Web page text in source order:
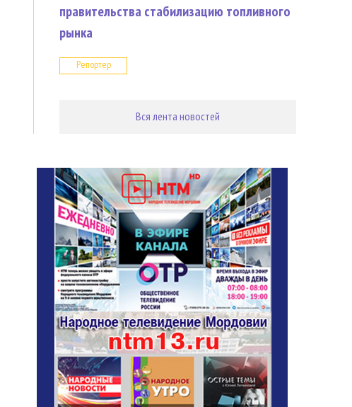
правительства стабилизацию топливного
рынка
Репортер
Вся лента новостей